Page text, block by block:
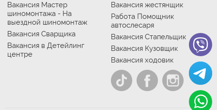
Вакансия Мастер
шиномонтажа - На
выездной шиномонтаж
Вакансия Сварщика
Вакансия в Детейлинг
центре
Вакансия жестянщик
Работа Помощник
автослесаря
Вакансия Стапельщик
Вакансия Кузовщик
Вакансия ходовик